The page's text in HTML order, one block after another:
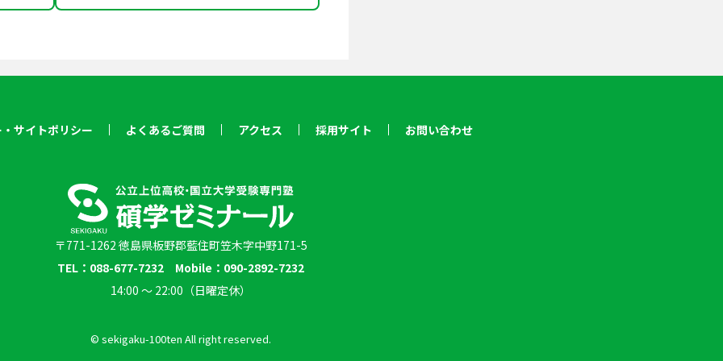
サイトポリシー よくあるご質問 アクセス 採用サイト お問い合わせ
〒771-1262 徳島県板野郡藍住町笠木字中野171-5
TEL：088-677-7232 Mobile：090-2892-7232
14:00 〜 22:00（日曜定休）
© sekigaku-100ten All right reserved.